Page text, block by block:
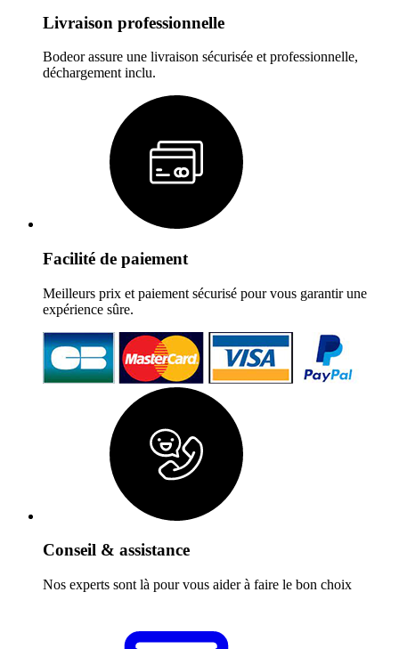
Livraison professionnelle
Bodeor assure une livraison sécurisée et professionnelle,
déchargement inclu.
Facilité de paiement
Meilleurs prix et paiement sécurisé pour vous garantir une
expérience sûre.
Conseil & assistance
Nos experts sont là pour vous aider à faire le bon choix